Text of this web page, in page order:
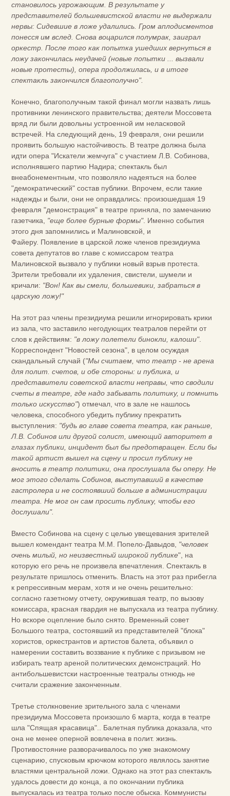
становилось угрожающим. В результате у
представителей большевистской власти не выдержали
нервы: Сидевшие в ложе удалились. Гром аплодисментов
понесся им вслед. Снова воцарился полумрак, заиграл
оркестр. После того как попытка ушедших вернуться в
ложу закончилась неудачей (новые попытки ... вызвали
новые протесты), опера продолжилась, и в итоге
спектакль закончился благополучно".
Конечно, благополучным такой финал могли назвать лишь
противники ленинского правительства; деятели Моссовета
вряд ли были довольны устроенной им неласковой
встречей. На следующий день, 19 февраля, они решили
проявить большую настойчивость. В театре должна была
идти опера "Искатели жемчуга" с участием Л.В. Собинова,
исполнявшего партию Надира; спектакль был
внеабонементным, что позволяло надеяться на более
"демократический" состав публики. Впрочем, если такие
надежды и были, они не оправдались: произошедшая 19
февраля "демонстрация" в театре приняла, по замечанию
газетчика, "еще более бурные формы". Именно события
этого дня запомнились и Малиновской, и
Файеру. Появление в царской ложе членов президиума
совета депутатов во главе с комиссаром театра
Малиновской вызвало у публики новый взрыв протеста.
Зрители требовали их удаления, свистели, шумели и
кричали: "Вон! Как вы смели, большевики, забраться в
царскую ложу!"
На этот раз члены президиума решили игнорировать крики
из зала, что заставило негодующих театралов перейти от
слов к действиям: "в ложу полетели бинокли, калоши".
Корреспондент "Новостей сезона", в целом осуждая
скандальный случай ("Мы считаем, что театр - не арена
для полит. счетов, и обе стороны: и публика, и
представители советской власти неправы, что сводили
счеты в театре, где надо забывать политику, и помнить
только искусство") отмечал, что в зале не нашлось
человека, способного убедить публику прекратить
выступления: "будь во главе совета театра, как раньше,
Л.В. Собинов или другой солист, имеющий авторитет в
глазах публики, инцидент был бы предотвращен. Если бы
такой артист вышел на сцену и просил публику не
вносить в театр политики, она прослушала бы оперу. Не
мог этого сделать Собинов, выступавший в качестве
гастролера и не состоявший больше в администрации
театра. Не мог он сам просить публику, чтобы его
дослушали".
Вместо Собинова на сцену с целью увещевания зрителей
вышел комендант театра М.М. Попело-Давыдов, "человек
очень милый, но неизвестный широкой публике", на
которую его речь не произвела впечатления. Спектакль в
результате пришлось отменить. Власть на этот раз прибегла
к репрессивным мерам, хотя и не очень решительно:
согласно газетному отчету, окружившая театр, по вызову
комиссара, красная гвардия не выпускала из театра публику.
Но вскоре оцепление было снято. Временный совет
Большого театра, состоявший из представителей "блока"
хористов, оркестрантов и артистов балета, объявил о
намерении составить воззвание к публике с призывом не
избирать театр ареной политических демонстраций. Но
антибольшевистски настроенные театралы отнюдь не
считали сражение законченным.
Третье столкновение зрительного зала с членами
президиума Моссовета произошло 6 марта, когда в театре
шла "Спящая красавица".. Балетная публика доказала, что
она не менее оперной вовлечена в полит. жизнь.
Противостояние разворачивалось по уже знакомому
сценарию, спусковым крючком которого являлось занятие
властями центральной ложи. Однако на этот раз спектакль
удалось довести до конца, а по окончании публика
выпускалась из театра только после обыска. Коммунисты